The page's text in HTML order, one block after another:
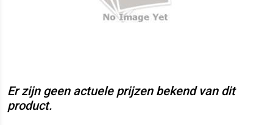
Er zijn geen actuele prijzen bekend van dit
product.